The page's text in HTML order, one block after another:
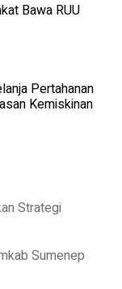
Bawa RUU
Pertahanan
Kemiskinan
Strategi
Sumenep